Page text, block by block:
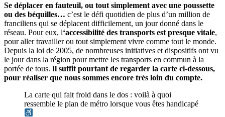
Se déplacer en fauteuil, ou tout simplement avec une poussette
ou des béquilles… c’est le défi quotidien de plus d’un million de
franciliens qui se déplacent difficilement, un jour donné dans le
réseau. Pour eux, l‘accessibilité des transports est presque vitale,
pour aller travailler ou tout simplement vivre comme tout le monde.
Depuis la loi de 2005, de nombreuses initiatives et dispositifs ont vu
le jour dans la région pour mettre les transports en commun à la
portée de tous. Il suffit pourtant de regarder la carte ci-dessous,
pour réaliser que nous sommes encore très loin du compte.
La carte qui fait froid dans le dos : voilà à quoi
ressemble le plan de métro lorsque vous êtes handicapé